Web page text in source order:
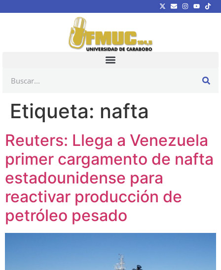
Etiqueta: nafta
Reuters: Llega a Venezuela
primer cargamento de nafta
estadounidense para
reactivar producción de
petróleo pesado